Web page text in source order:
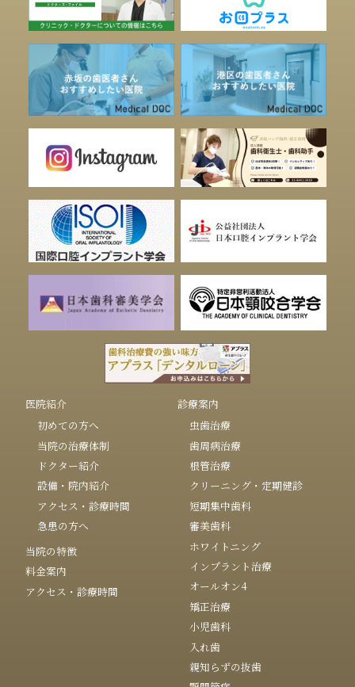
医院紹介
初めての方へ
当院の治療体制
ドクター紹介
設備・院内紹介
アクセス・診療時間
急患の方へ
当院の特徴
料金案内
アクセス・診療時間
診療案内
虫歯治療
歯周病治療
根管治療
クリーニング・定期健診
短期集中歯科
審美歯科
ホワイトニング
インプラント治療
オールオン4
矯正治療
小児歯科
入れ歯
親知らずの抜歯